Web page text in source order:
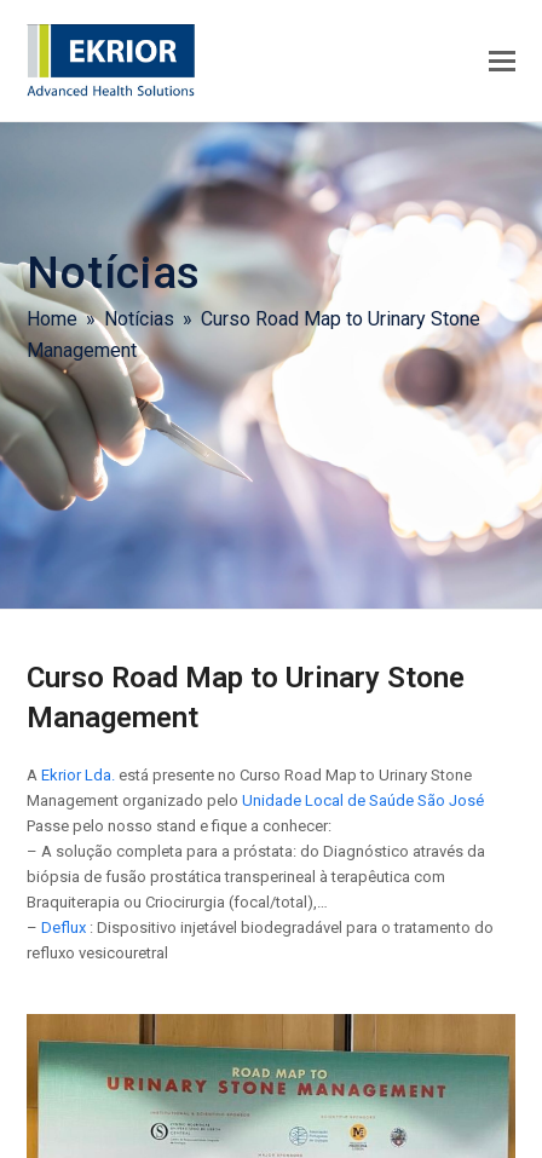
Notícias
Home»Notícias » Curso Road Map to Urinary Stone
Management
Curso Road Map to Urinary Stone
Management
AEkrior Lda. está presente no Curso Road Map to Urinary Stone
Management organizado peloUnidade Local de Saúde São José
Passe pelo nosso stand e fique a conhecer:
– A solução completa para a próstata: do Diagnóstico através da
biópsia de fusão prostática transperineal à terapêutica com
Braquiterapia ou Criocirurgia (focal/total),…
–Deflux : Dispositivo injetável biodegradável para o tratamento do
refluxo vesicouretral